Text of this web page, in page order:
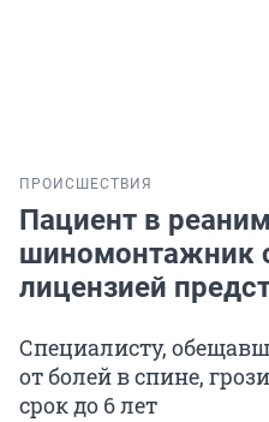
ПРОИСШЕСТВИЯ
Пациент в
шиномонтажник
лицензией
Специалисту,
от болей в спине,
срок до 6 лет